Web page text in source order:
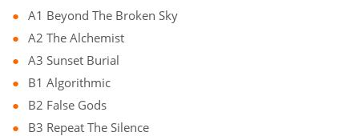
A1 Beyond The Broken Sky
A2 The Alchemist
A3 Sunset Burial
B1 Algorithmic
B2 False Gods
B3 Repeat The Silence